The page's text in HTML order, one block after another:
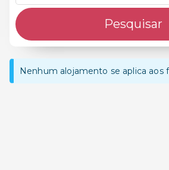
Pesquisar
Nenhum alojamento se aplica aos